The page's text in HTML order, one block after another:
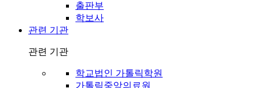
출판부
학보사
관련 기관
관련 기관
학교법인 가톨릭학원
가톨릭중앙의료원